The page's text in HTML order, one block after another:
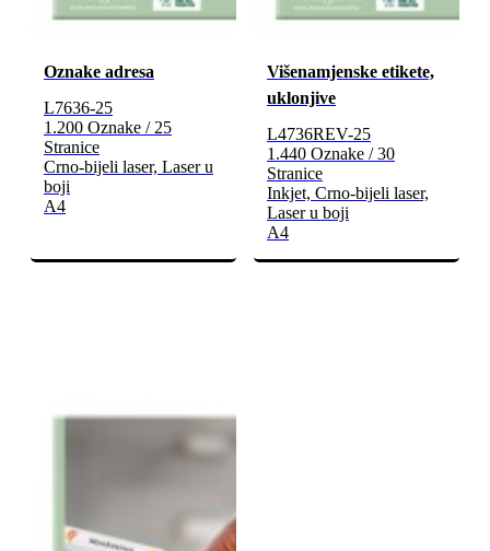
Oznake adresa
L7636-25
1.200 Oznake / 25
Stranice
Crno-bijeli laser, Laser u
boji
A4
Višenamjenske etikete,
uklonjive
L4736REV-25
1.440 Oznake / 30
Stranice
Inkjet, Crno-bijeli laser,
Laser u boji
A4